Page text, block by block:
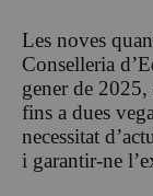
Les noves
Conselleria
gener de 2025,
fins a dues
necessitat
i garantir-ne